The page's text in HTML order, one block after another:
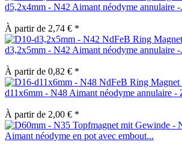
d5,2x4mm - N42 Aimant néodyme annulaire -
À partir de 2,74 € *
d3,2x5mm - N42 Aimant néodyme annulaire -
À partir de 0,82 € *
d11x6mm - N48 Aimant néodyme annulaire -
À partir de 2,00 € *
Aimant néodyme en pot avec embout...